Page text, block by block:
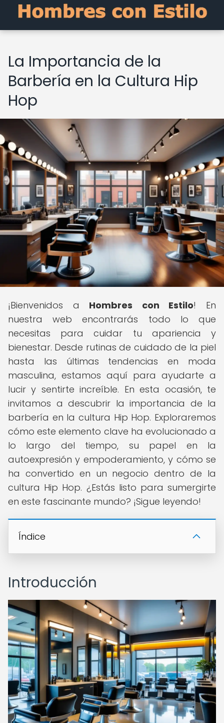
La Importancia de la
Barbería en la Cultura Hip
Hop
¡Bienvenidos a Hombres con Estilo! En
nuestra web encontrarás todo lo que
necesitas para cuidar tu apariencia y
bienestar. Desde rutinas de cuidado de la piel
hasta las últimas tendencias en moda
masculina, estamos aquí para ayudarte a
lucir y sentirte increíble. En esta ocasión, te
invitamos a descubrir la importancia de la
barbería en la cultura Hip Hop. Exploraremos
cómo este elemento clave ha evolucionado a
lo largo del tiempo, su papel en la
autoexpresión y empoderamiento, y cómo se
ha convertido en un negocio dentro de la
cultura Hip Hop. ¿Estás listo para sumergirte
en este fascinante mundo? ¡Sigue leyendo!
Índice
Introducción